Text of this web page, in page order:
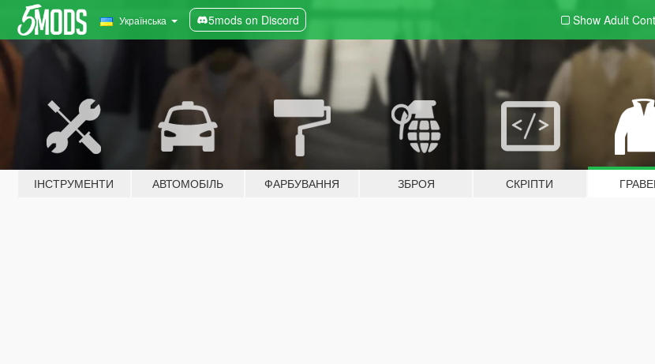
Українська 5mods on Discord Show Adult
ІНСТРУМЕНТИ АВТОМОБІЛЬ ФАРБУВАННЯ ЗБРОЯ СКРІПТИ